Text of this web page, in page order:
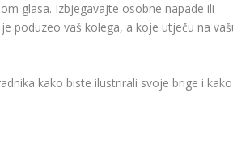
glasa. Izbjegavajte osobne napade ili
poduzeo vaš kolega, a koje utječu na
kako biste ilustrirali svoje brige i kako